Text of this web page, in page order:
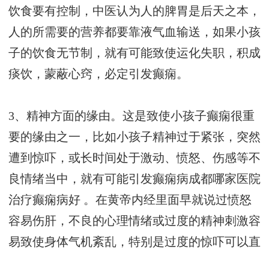
饮食要有控制，中医认为人的脾胃是后天之本，
人的所需要的营养都要靠液气血输送，如果小孩
子的饮食无节制，就有可能致使运化失职，积成
痰饮，蒙蔽心窍，必定引发癫痫。
3、精神方面的缘由。这是致使小孩子癫痫很重
要的缘由之一，比如小孩子精神过于紧张，突然
遭到惊吓，或长时间处于激动、愤怒、伤感等不
良情绪当中，就有可能引发癫痫病成都哪家医院
治疗癫痫病好 。在黄帝内经里面早就说过愤怒
容易伤肝，不良的心理情绪或过度的精神刺激容
易致使身体气机紊乱，特别是过度的惊吓可以直